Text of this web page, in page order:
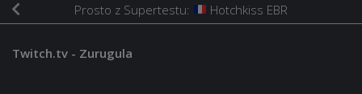
Prosto z Supertestu: Hotchkiss EBR
Twitch.tv - Zurugula